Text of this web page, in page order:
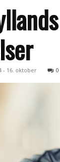
- 16. oktober 0